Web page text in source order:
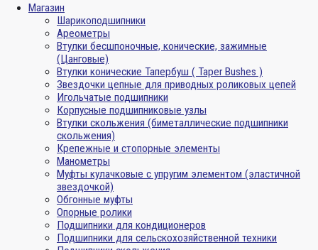
Магазин
Шарикоподшипники
Ареометры
Втулки бесшпоночные, конические, зажимные
(Цанговые)
Втулки конические Тапербуш ( Taper Bushes )
Звездочки цепные для приводных роликовых цепей
Игольчатые подшипники
Корпусные подшипниковые узлы
Втулки скольжения (биметаллические подшипники
скольжения)
Крепежные и стопорные элементы
Манометры
Муфты кулачковые с упругим элементом (эластичной
звездочкой)
Обгонные муфты
Опорные ролики
Подшипники для кондиционеров
Подшипники для сельскохозяйственной техники